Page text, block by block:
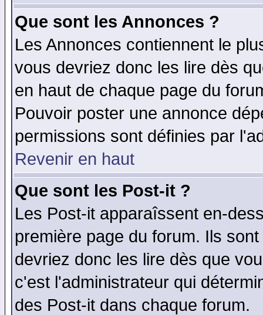
Que sont les Annonces ?
Les Annonces contiennent le
vous devriez donc les lire dès
en haut de chaque page du
Pouvoir poster une annonce
permissions sont définies par
Revenir en haut
Que sont les Post-it ?
Les Post-it apparaîssent en-
première page du forum. Ils
devriez donc les lire dès que
c'est l'administrateur qui
des Post-it dans chaque forum.